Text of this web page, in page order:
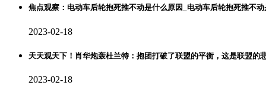
焦点观察：电动车后轮抱死推不动是什么原因_电动车后轮抱死推不动
2023-02-18
天天观天下！肖华炮轰杜兰特：抱团打破了联盟的平衡，这是联盟的
2023-02-18